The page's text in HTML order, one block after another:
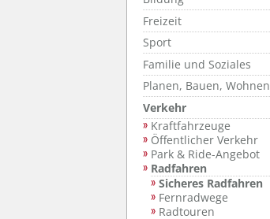
Freizeit
Sport
Familie und Soziales
Planen, Bauen, Wohnen
Verkehr
Kraftfahrzeuge
Öffentlicher Verkehr
Park & Ride-Angebot
Radfahren
Sicheres Radfahren
Fernradwege
Radtouren